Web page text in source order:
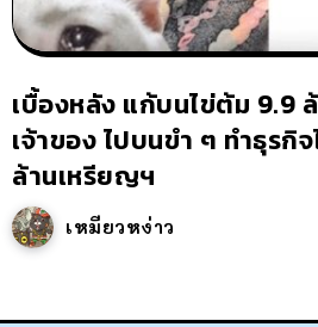
เบื้องหลัง แก้บนไข่ต้ม 9.9
เจ้าของ ไปบนขำ ๆ ทำธุรกิ
ล้านเหรียญฯ
เหมียวหง่าว